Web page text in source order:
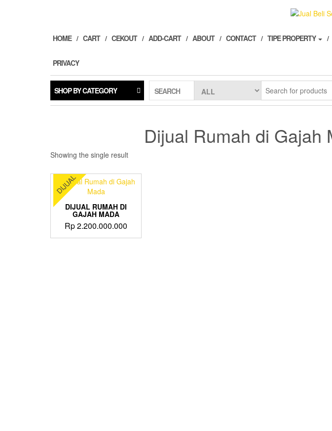
HOME CART CEKOUT ADD-CART ABOUT CONTACT TIPE PROPERTY
PRIVACY
SHOP BY CATEGORY SEARCH
Dijual Rumah di Gajah
Showing the single result
DIJUAL
DIJUAL RUMAH DI
GAJAH MADA
Rp2.200.000.000